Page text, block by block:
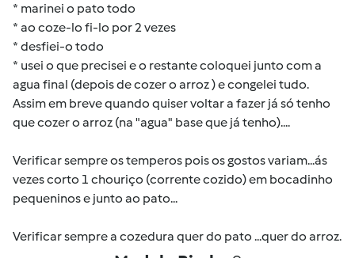
* marinei o pato todo
* ao coze-lo fi-lo por 2 vezes
* desfiei-o todo
* usei o que precisei e o restante coloquei junto com a
agua final (depois de cozer o arroz ) e congelei tudo.
Assim em breve quando quiser voltar a fazer já só tenho
que cozer o arroz (na "agua" base que já tenho)....
Verificar sempre os temperos pois os gostos variam...ás
vezes corto 1 chouriço (corrente cozido) em bocadinho
pequeninos e junto ao pato...
Verificar sempre a cozedura quer do pato ...quer do arroz.